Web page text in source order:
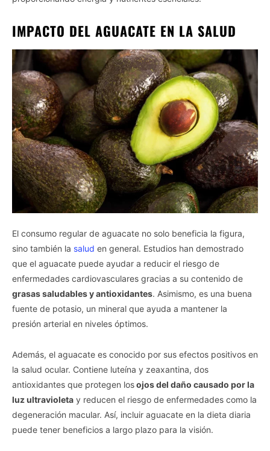
IMPACTO DEL AGUACATE EN LA SALUD
El consumo regular de aguacate no solo beneficia la figura,
sino también la salud en general. Estudios han demostrado
que el aguacate puede ayudar a reducir el riesgo de
enfermedades cardiovasculares gracias a su contenido de
grasas saludables y antioxidantes. Asimismo, es una buena
fuente de potasio, un mineral que ayuda a mantener la
presión arterial en niveles óptimos.
Además, el aguacate es conocido por sus efectos positivos en
la salud ocular. Contiene luteína y zeaxantina, dos
antioxidantes que protegen losojos del daño causado por la
luz ultravioleta y reducen el riesgo de enfermedades como la
degeneración macular. Así, incluir aguacate en la dieta diaria
puede tener beneficios a largo plazo para la visión.